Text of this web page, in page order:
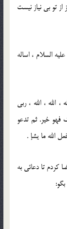
تو بى نياز نيست
السلام ، اساله
الله ، الله ، ربى
فهو خير. ثم تدعو
الله ما يشإ .
كردم تا دعائى به